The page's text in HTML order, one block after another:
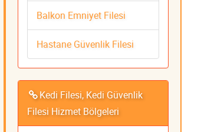
Balkon Emniyet Filesi
Hastane Güvenlik Filesi
Kedi Filesi, Kedi Güvenlik
Filesi Hizmet Bölgeleri